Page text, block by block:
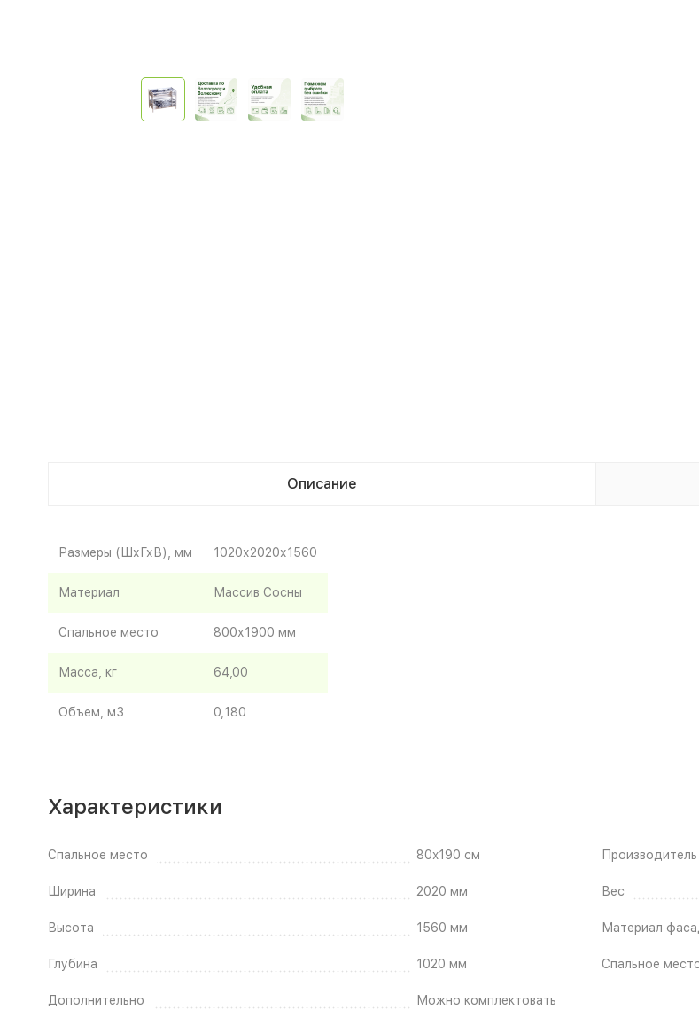
Описание
Размеры (ШхГхВ), мм 1020х2020х1560
Материал Массив Сосны
Спальное место 800х1900 мм
Масса, кг 64,00
Объем, м3 0,180
Характеристики
Спальное место 80x190 см
Ширина 2020 мм
Высота 1560 мм
Глубина 1020 мм
Дополнительно
Можно комплектовать
Производитель
Вес
Материал
Спальное